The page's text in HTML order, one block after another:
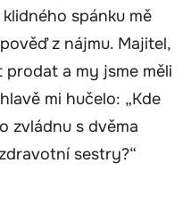
spánku mě
z nájmu. Majitel,
a my jsme měli
mi hučelo: „Kde
zvládnu s dvěma
sestry?“